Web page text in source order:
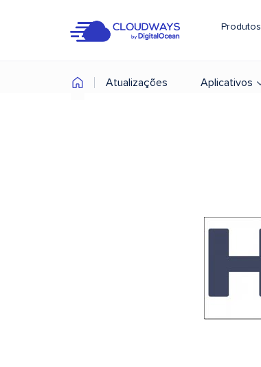
Produtos
Atualizações Aplicativos